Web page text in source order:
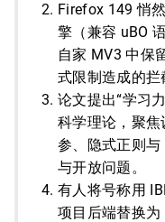
Firefox 149 悄
擎（兼容 uBO
自家 MV3 中保
式限制造成的拦
论文提出“学习
科学理论，聚
参、隐式正则
与开放问题。
有人将号称用
项目后端替换